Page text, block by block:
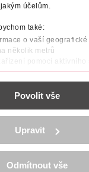
účelům.
také:
o vaší
několik metrů
pomocí aktivního
(otisk prstu)
vaše
. Svůj
obsahu a
které mohou nést
o ochraně osobních
>více o cookies<
Povolit vše
Upravit
Odmítnout vše
SLOŽENÍ
stravy
se o zdraví
jsou zároveň
ProbioTen tak